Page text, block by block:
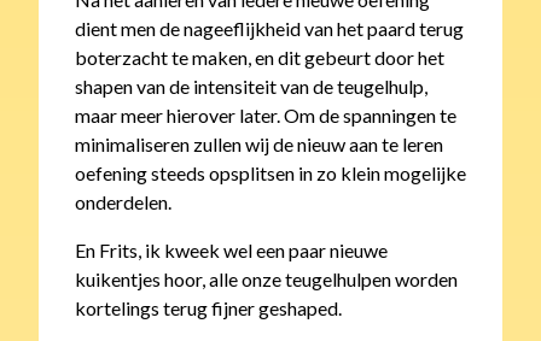
dient men de nageeflijkheid van het paard terug
boterzacht te maken, en dit gebeurt door het
shapen van de intensiteit van de teugelhulp,
maar meer hierover later. Om de spanningen te
minimaliseren zullen wij de nieuw aan te leren
oefening steeds opsplitsen in zo klein mogelijke
onderdelen.
En Frits, ik kweek wel een paar nieuwe
kuikentjes hoor, alle onze teugelhulpen worden
kortelings terug fijner geshaped.